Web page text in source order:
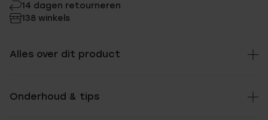
14 dagen retourneren
138 winkels
Alles over dit product
Onderhoud & tips